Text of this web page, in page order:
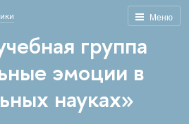
Меню
группа
эмоции в
науках»